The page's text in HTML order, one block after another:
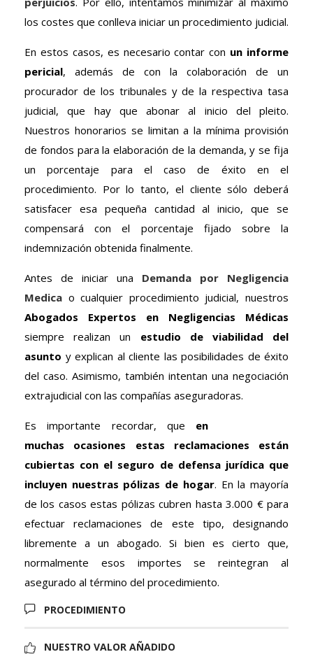
los costes que conlleva iniciar un procedimiento judicial.
En estos casos, es necesario contar con un informe
pericial, además de con la colaboración de un
procurador de los tribunales y de la respectiva tasa
judicial, que hay que abonar al inicio del pleito.
Nuestros honorarios se limitan a la mínima provisión
de fondos para la elaboración de la demanda, y se fija
un porcentaje para el caso de éxito en el
procedimiento. Por lo tanto, el cliente sólo deberá
satisfacer esa pequeña cantidad al inicio, que se
compensará con el porcentaje fijado sobre la
indemnización obtenida finalmente.
Antes de iniciar una Demanda por Negligencia
Medica o cualquier procedimiento judicial, nuestros
Abogados Expertos en Negligencias Médicas
siempre realizan un estudio de viabilidad del
asunto y explican al cliente las posibilidades de éxito
del caso. Asimismo, también intentan una negociación
extrajudicial con las compañías aseguradoras.
Es importante recordar, que en
muchas ocasiones estas reclamaciones están
cubiertas con el seguro de defensa jurídica que
incluyen nuestras pólizas de hogar. En la mayoría
de los casos estas pólizas cubren hasta 3.000 € para
efectuar reclamaciones de este tipo, designando
libremente a un abogado. Si bien es cierto que,
normalmente esos importes se reintegran al
asegurado al término del procedimiento.
PROCEDIMIENTO
NUESTRO VALOR AÑADIDO